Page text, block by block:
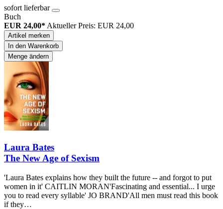
sofort lieferbar
Buch
EUR 24,00* Aktueller Preis: EUR 24,00
Artikel merken
In den Warenkorb
Menge ändern
Laura Bates
The New Age of Sexism
'Laura Bates explains how they built the future -- and forgot to put
women in it' CAITLIN MORAN'Fascinating and essential... I urge
you to read every syllable' JO BRAND'All men must read this book
if they…